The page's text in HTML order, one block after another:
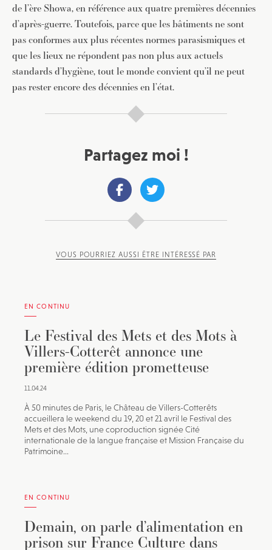
de l’ère Showa, en référence aux quatre premières décennies
d’après-guerre. Toutefois, parce que les bâtiments ne sont
pas conformes aux plus récentes normes parasismiques et
que les lieux ne répondent pas non plus aux actuels
standards d’hygiène, tout le monde convient qu’il ne peut
pas rester encore des décennies en l’état.
Partagez moi !
VOUS POURRIEZ AUSSI ÊTRE INTÉRESSÉ PAR
EN CONTINU
Le Festival des Mets et des Mots à
Villers-Cotterêt annonce une
première édition prometteuse
11.04.24
À 50 minutes de Paris, le Château de Villers-Cotterêts
accueillera le weekend du 19, 20 et 21 avril le Festival des
Mets et des Mots, une coproduction signée Cité
internationale de la langue française et Mission Française du
Patrimoine...
EN CONTINU
Demain, on parle d’alimentation en
prison sur France Culture dans